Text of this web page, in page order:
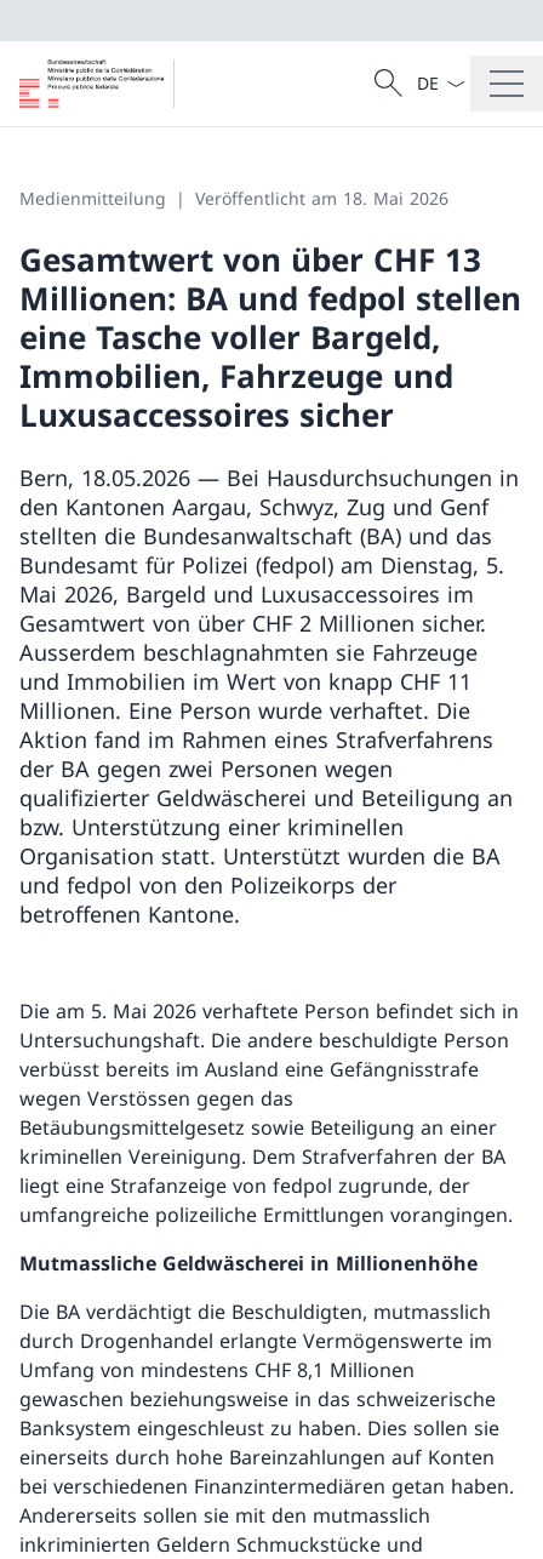
Suche
Suche
Sprach
Medienmitteilung Veröffentlicht am 18. Mai 2026
Gesamtwert von über CHF 13
Millionen: BA und fedpol stellen
eine Tasche voller Bargeld,
Immobilien, Fahrzeuge und
Luxusaccessoires sicher
Bern, 18.05.2026 — Bei Hausdurchsuchungen in
den Kantonen Aargau, Schwyz, Zug und Genf
stellten die Bundesanwaltschaft (BA) und das
Bundesamt für Polizei (fedpol) am Dienstag, 5.
Mai 2026, Bargeld und Luxusaccessoires im
Gesamtwert von über CHF 2 Millionen sicher.
Ausserdem beschlagnahmten sie Fahrzeuge
und Immobilien im Wert von knapp CHF 11
Millionen. Eine Person wurde verhaftet. Die
Aktion fand im Rahmen eines Strafverfahrens
der BA gegen zwei Personen wegen
qualifizierter Geldwäscherei und Beteiligung an
bzw. Unterstützung einer kriminellen
Organisation statt. Unterstützt wurden die BA
und fedpol von den Polizeikorps der
betroffenen Kantone.
Die am 5. Mai 2026 verhaftete Person befindet sich in
Untersuchungshaft. Die andere beschuldigte Person
verbüsst bereits im Ausland eine Gefängnisstrafe
wegen Verstössen gegen das
Betäubungsmittelgesetz sowie Beteiligung an einer
kriminellen Vereinigung. Dem Strafverfahren der BA
liegt eine Strafanzeige von fedpol zugrunde, der
umfangreiche polizeiliche Ermittlungen vorangingen.
Mutmassliche Geldwäscherei in Millionenhöhe
Die BA verdächtigt die Beschuldigten, mutmasslich
durch Drogenhandel erlangte Vermögenswerte im
Umfang von mindestens CHF 8,1 Millionen
gewaschen beziehungsweise in das schweizerische
Banksystem eingeschleust zu haben. Dies sollen sie
einerseits durch hohe Bareinzahlungen auf Konten
bei verschiedenen Finanzintermediären getan haben.
Andererseits sollen sie mit den mutmasslich
inkriminierten Geldern Schmuckstücke und